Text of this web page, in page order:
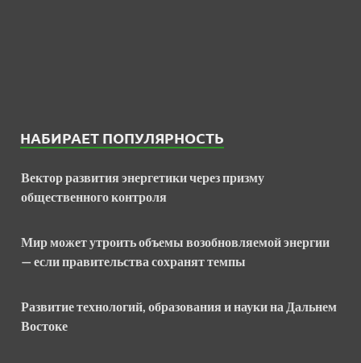
НАБИРАЕТ ПОПУЛЯРНОСТЬ
Вектор развития энергетики через призму
общественного контроля
Мир может утроить объемы возобновляемой энергии
— если правительства сохранят темпы
Развитие технологий, образования и науки на Дальнем
Востоке